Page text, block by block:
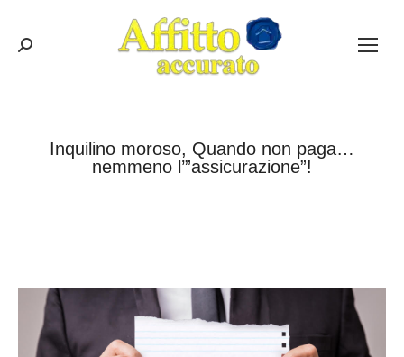
Cerca:
Inquilino moroso, Quando non paga…
nemmeno l’”assicurazione”!